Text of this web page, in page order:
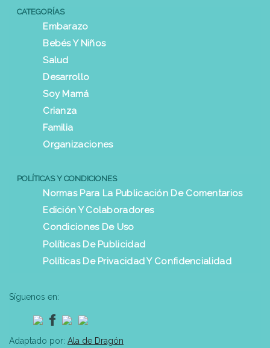
CATEGORÍAS
Embarazo
Bebés Y Niños
Salud
Desarrollo
Soy Mamá
Crianza
Familia
Organizaciones
POLÍTICAS Y CONDICIONES
Normas Para La Publicación De Comentarios
Edición Y Colaboradores
Condiciones De Uso
Políticas De Publicidad
Políticas De Privacidad Y Confidencialidad
Síguenos en:
Adaptado por: Ala de Dragón